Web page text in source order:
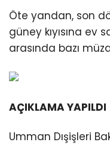
Öte yandan, son
güney kıyısına ev
arasında bazı
AÇIKLAMA YAPILDI
Umman Dışişleri